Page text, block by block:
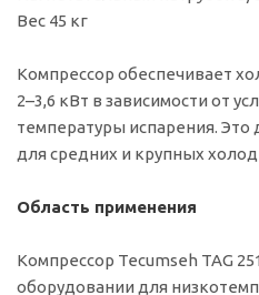
Вес 45 кг
Компрессор обеспечивает
2–3,6 кВт в зависимости от
температуры испарения.
для средних и крупных
Область применения
Компрессор Tecumseh TAG
оборудовании для